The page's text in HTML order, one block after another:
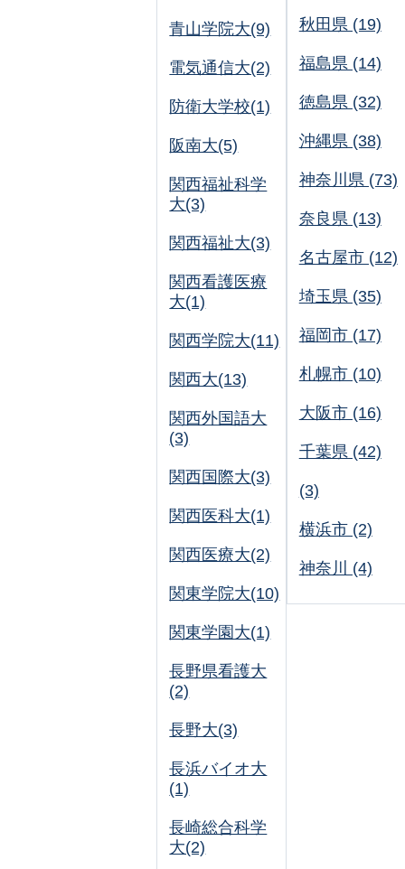
青山学院大(9)
電気通信大(2)
防衛大学校(1)
阪南大(5)
関西福祉科学
大(3)
関西福祉大(3)
関西看護医療
大(1)
関西学院大(11)
関西大(13)
関西外国語大
(3)
関西国際大(3)
関西医科大(1)
関西医療大(2)
関東学院大(10)
関東学園大(1)
長野県看護大
(2)
長野大(3)
長浜バイオ大
(1)
長崎総合科学
大(2)
秋田県 (19)
福島県 (14)
徳島県 (32)
沖縄県 (38)
神奈川県 (73)
奈良県 (13)
名古屋市 (12)
埼玉県 (35)
福岡市 (17)
札幌市 (10)
大阪市 (16)
千葉県 (42)
(3)
横浜市 (2)
神奈川 (4)